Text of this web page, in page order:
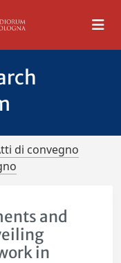
di convegno
and
in